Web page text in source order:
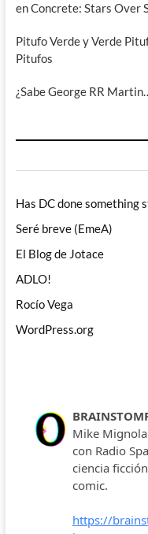
en Concrete: Stars Over
Pitufo Verde y Verde
Pitufos
¿Sabe George RR
Has DC done something
Seré breve (EmeA)
El Blog de Jotace
ADLO!
Rocío Vega
WordPress.org